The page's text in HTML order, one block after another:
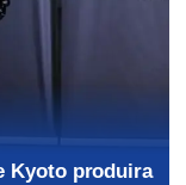
Kyoto produira